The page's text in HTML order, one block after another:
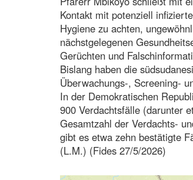
Kontakt mit potenziell
Hygiene zu achten,
nächstgelegenen
Gerüchten und
Bislang haben die
Überwachungs-, Screening-
In der Demokratischen
900 Verdachtsfälle (darunter
Gesamtzahl der Verdachts-
gibt es etwa zehn bestätigte
(L.M.) (Fides 27/5/2026)